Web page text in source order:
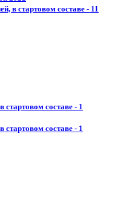
в стартовом составе - 11
стартовом составе - 1
стартовом составе - 1